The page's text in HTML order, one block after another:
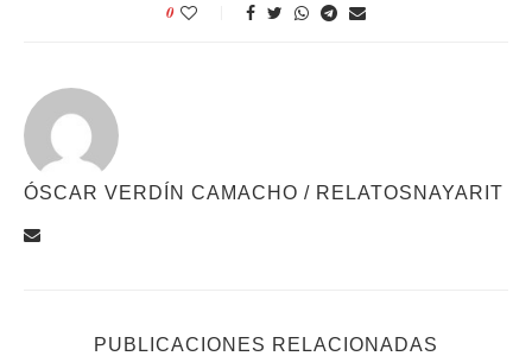
0
ÓSCAR VERDÍN CAMACHO / RELATOSNAYARIT
PUBLICACIONES RELACIONADAS